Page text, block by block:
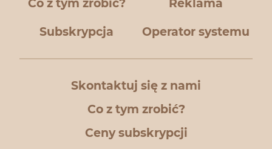
Co z tym zrobić? Reklama
Subskrypcja Operator systemu
Skontaktuj się z nami
Co z tym zrobić?
Ceny subskrypcji